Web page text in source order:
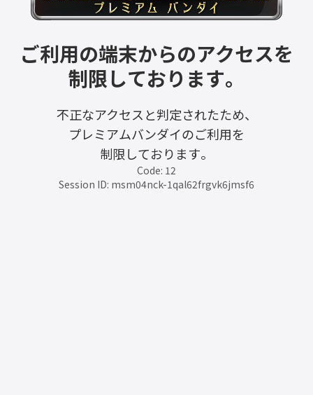
ご利用の端末からのアクセスを
制限しております。
不正なアクセスと判定されたため、
プレミアムバンダイのご利用を
制限しております。
Code: 12
Session ID: msm04nck-1qal62frgvk6jmsf6